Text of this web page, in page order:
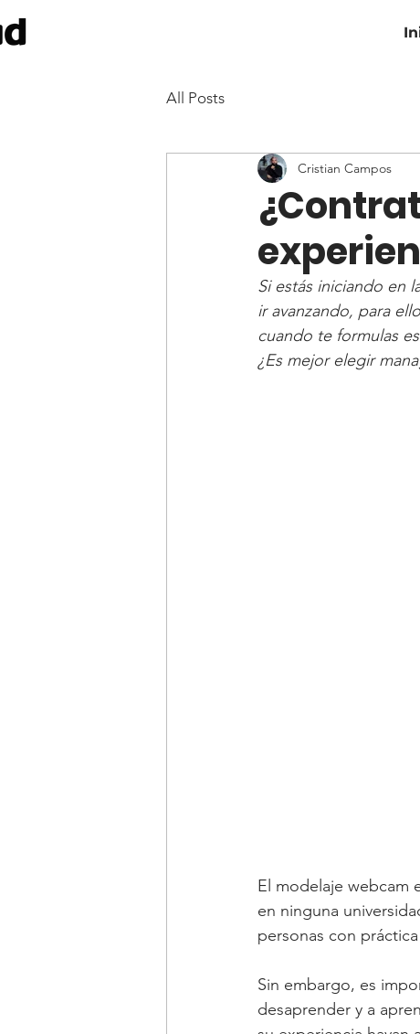
All Posts
Cristian Campos
Si estás iniciando en
ir avanzando, para
cuando te formulas
¿Es mejor elegir
El modelaje webcam
en ninguna
personas con
Sin embargo, es
desaprender y a